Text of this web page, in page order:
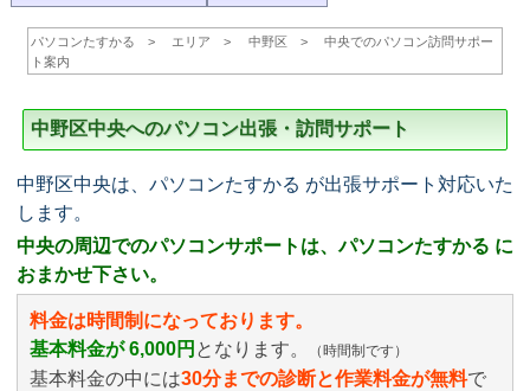
パソコンたすかる エリア 中野区
中央でのパソコン訪問サポー
ト案内
中野区中央へのパソコン出張・訪問サポート
中野区中央は、パソコンたすかる が出張サポート対応いた
します。
中央の周辺でのパソコンサポートは、パソコンたすかる に
おまかせ下さい。
料金は時間制になっております。
基本料金が 6,000円 となります。 （時間制です）
基本料金の中には30分までの診断と作業料金が無料で